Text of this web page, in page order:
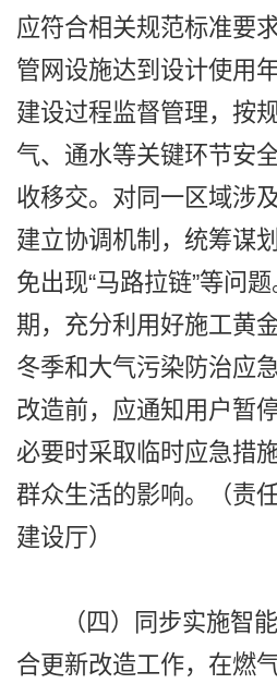
应符合相关规范标准要
管网设施达到设计使用
建设过程监督管理，按
气、通水等关键环节安
收移交。对同一区域涉
建立协调机制，统筹谋
免出现“马路拉链”等问
期，充分利用好施工黄
冬季和大气污染防治应
改造前，应通知用户暂
必要时采取临时应急措
群众生活的影响。（责
建设厅）
（四）同步实施智能
合更新改造工作，在燃